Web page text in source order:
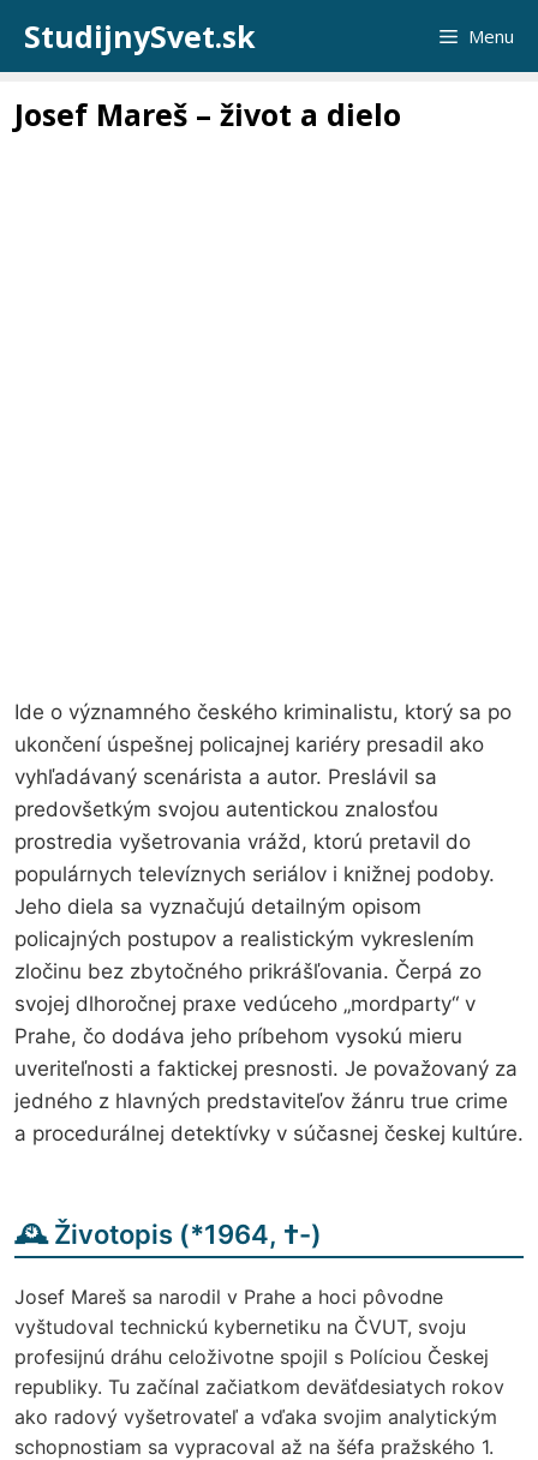
obsah
StudijnySvet.sk Menu
Josef Mareš – život a dielo
Ide o významného českého kriminalistu, ktorý sa po
ukončení úspešnej policajnej kariéry presadil ako
vyhľadávaný scenárista a autor. Preslávil sa
predovšetkým svojou autentickou znalosťou
prostredia vyšetrovania vrážd, ktorú pretavil do
populárnych televíznych seriálov i knižnej podoby.
Jeho diela sa vyznačujú detailným opisom
policajných postupov a realistickým vykreslením
zločinu bez zbytočného prikrášľovania. Čerpá zo
svojej dlhoročnej praxe vedúceho „mordparty“ v
Prahe, čo dodáva jeho príbehom vysokú mieru
uveriteľnosti a faktickej presnosti. Je považovaný za
jedného z hlavných predstaviteľov žánru true crime
a procedurálnej detektívky v súčasnej českej kultúre.
🕰️ Životopis (*1964, †-)
Josef Mareš sa narodil v Prahe a hoci pôvodne
vyštudoval technickú kybernetiku na ČVUT, svoju
profesijnú dráhu celoživotne spojil s Políciou Českej
republiky. Tu začínal začiatkom deväťdesiatych rokov
ako radový vyšetrovateľ a vďaka svojim analytickým
schopnostiam sa vypracoval až na šéfa pražského 1.